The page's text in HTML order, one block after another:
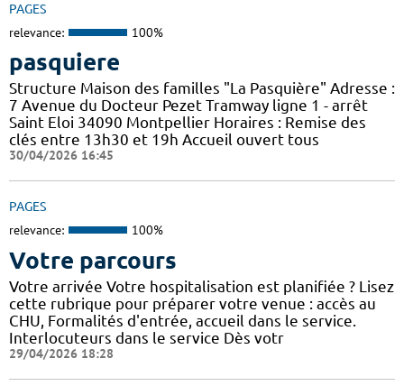
PAGES
relevance: 100%
pasquiere
Structure Maison des familles "La Pasquière" Adresse :
7 Avenue du Docteur Pezet Tramway ligne 1 - arrêt
Saint Eloi 34090 Montpellier Horaires : Remise des
clés entre 13h30 et 19h Accueil ouvert tous
30/04/2026 16:45
PAGES
relevance: 100%
Votre parcours
Votre arrivée Votre hospitalisation est planifiée ? Lisez
cette rubrique pour préparer votre venue : accès au
CHU, Formalités d'entrée, accueil dans le service.
Interlocuteurs dans le service Dès votr
29/04/2026 18:28